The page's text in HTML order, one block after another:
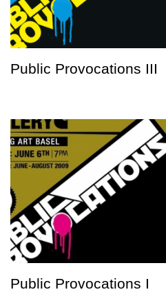
Public Provocations III
Public Provocations I